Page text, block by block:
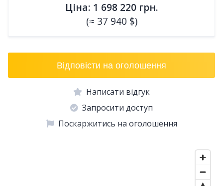
Ціна: 1 698 220 грн.
(≈ 37 940 $)
Відповісти на оголошення
Написати відгук
Запросити доступ
Поскаржитись на оголошення